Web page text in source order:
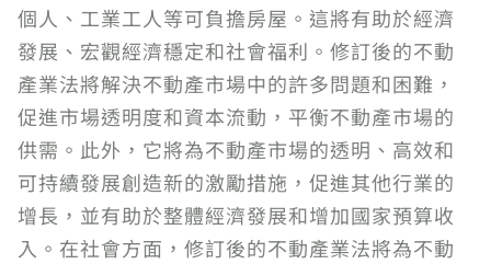
個人、工業工人等可負擔房屋。這將有助於經濟
發展、宏觀經濟穩定和社會福利。修訂後的不動
產業法將解決不動產市場中的許多問題和困難，
促進市場透明度和資本流動，平衡不動產市場的
供需。此外，它將為不動產市場的透明、高效和
可持續發展創造新的激勵措施，促進其他行業的
增長，並有助於整體經濟發展和增加國家預算收
入。在社會方面，修訂後的不動產業法將為不動